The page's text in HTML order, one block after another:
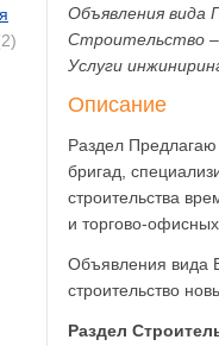
Объявления вида
Строительство –
Услуги
Описание
Раздел
бригад,
строительства
и торгово-офисных
Объявления вида
строительство
Раздел